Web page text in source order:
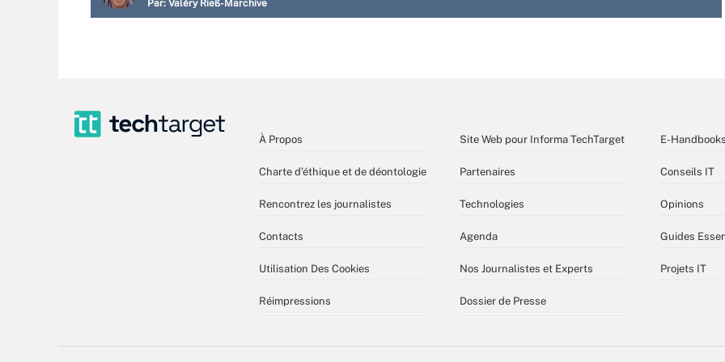
Par: Valéry Rieß-Marchive
À Propos
Charte d’éthique et de déontologie
Rencontrez les journalistes
Contacts
Utilisation Des Cookies
Réimpressions
Site Web pour Informa TechTarget
Partenaires
Technologies
Agenda
Nos Journalistes et Experts
Dossier de Presse
E-Handbooks
Conseils IT
Opinions
Guides
Projets IT